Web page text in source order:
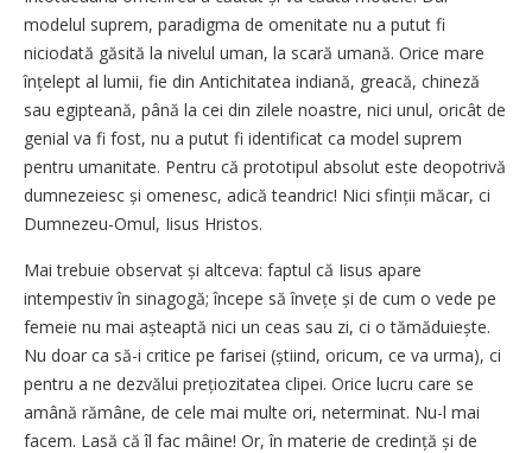
modelul suprem, paradigma de omenitate nu a putut fi
niciodată găsită la nivelul uman, la scară umană. Orice mare
înțelept al lumii, fie din Antichitatea indiană, greacă, chineză
sau egipteană, până la cei din zilele noastre, nici unul, oricât de
genial va fi fost, nu a putut fi identificat ca model suprem
pentru umanitate. Pentru că prototipul absolut este deopotrivă
dumnezeiesc și omenesc, adică teandric! Nici sfinții măcar, ci
Dumnezeu-Omul, Iisus Hristos.
Mai trebuie observat și altceva: faptul că Iisus apare
intempestiv în sinagogă; începe să învețe și de cum o vede pe
femeie nu mai așteaptă nici un ceas sau zi, ci o tămăduiește.
Nu doar ca să-i critice pe farisei (știind, oricum, ce va urma), ci
pentru a ne dezvălui prețiozitatea clipei. Orice lucru care se
amână rămâne, de cele mai multe ori, neterminat. Nu-l mai
facem. Lasă că îl fac mâine! Or, în materie de credință și de